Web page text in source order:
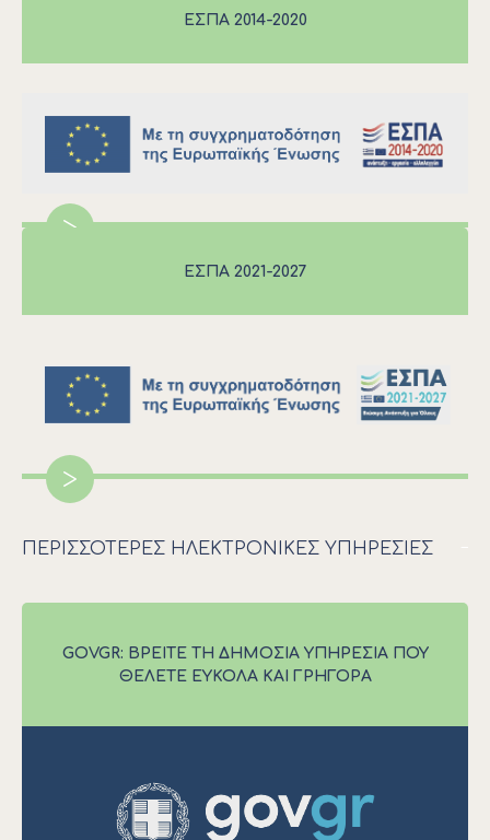
ΕΣΠΑ 2014-2020
>
ΕΣΠΑ 2021-2027
>
ΠΕΡΙΣΣΟΤΕΡΕΣ ΗΛΕΚΤΡΟΝΙΚΕΣ ΥΠΗΡΕΣΙΕΣ
GOVGR: ΒΡΕΊΤΕ ΤΗ ΔΗΜΌΣΙΑ ΥΠΗΡΕΣΊΑ ΠΟΥ
ΘΈΛΕΤΕ ΕΎΚΟΛΑ ΚΑΙ ΓΡΉΓΟΡΑ